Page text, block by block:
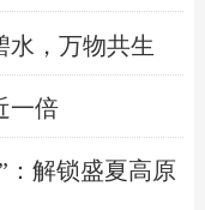
水，万物共生
一倍
：解锁盛夏高原